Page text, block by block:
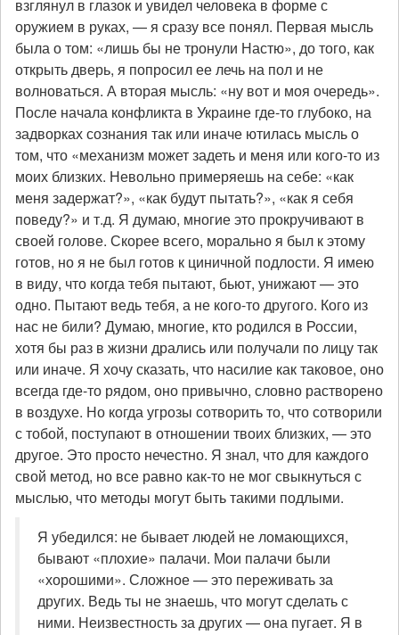
взглянул в глазок и увидел человека в форме с
оружием в руках, — я сразу все понял. Первая мысль
была о том: «лишь бы не тронули Настю», до того, как
открыть дверь, я попросил ее лечь на пол и не
волноваться. А вторая мысль: «ну вот и моя очередь».
После начала конфликта в Украине где-то глубоко, на
задворках сознания так или иначе ютилась мысль о
том, что «механизм может задеть и меня или кого-то из
моих близких. Невольно примеряешь на себе: «как
меня задержат?», «как будут пытать?», «как я себя
поведу?» и т.д. Я думаю, многие это прокручивают в
своей голове. Скорее всего, морально я был к этому
готов, но я не был готов к циничной подлости. Я имею
в виду, что когда тебя пытают, бьют, унижают — это
одно. Пытают ведь тебя, а не кого-то другого. Кого из
нас не били? Думаю, многие, кто родился в России,
хотя бы раз в жизни дрались или получали по лицу так
или иначе. Я хочу сказать, что насилие как таковое, оно
всегда где-то рядом, оно привычно, словно растворено
в воздухе. Но когда угрозы сотворить то, что сотворили
с тобой, поступают в отношении твоих близких, — это
другое. Это просто нечестно. Я знал, что для каждого
свой метод, но все равно как-то не мог свыкнуться с
мыслью, что методы могут быть такими подлыми.
Я убедился: не бывает людей не ломающихся,
бывают «плохие» палачи. Мои палачи были
«хорошими». Сложное — это переживать за
других. Ведь ты не знаешь, что могут сделать с
ними. Неизвестность за других — она пугает. Я в